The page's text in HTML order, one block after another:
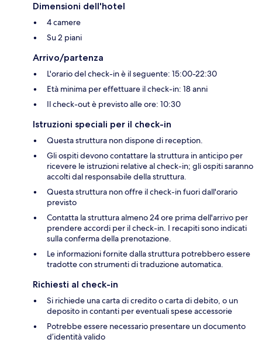
Dimensioni dell'hotel
4 camere
Su 2 piani
Arrivo/partenza
L'orario del check-in è il seguente: 15:00-22:30
Età minima per effettuare il check-in: 18 anni
Il check-out è previsto alle ore: 10:30
Istruzioni speciali per il check-in
Questa struttura non dispone di reception.
Gli ospiti devono contattare la struttura in anticipo per
ricevere le istruzioni relative al check-in; gli ospiti saranno
accolti dal responsabile della struttura.
Questa struttura non offre il check-in fuori dall'orario
previsto
Contatta la struttura almeno 24 ore prima dell'arrivo per
prendere accordi per il check-in. I recapiti sono indicati
sulla conferma della prenotazione.
Le informazioni fornite dalla struttura potrebbero essere
tradotte con strumenti di traduzione automatica.
Richiesti al check-in
Si richiede una carta di credito o carta di debito, o un
deposito in contanti per eventuali spese accessorie
Potrebbe essere necessario presentare un documento
d’identità valido